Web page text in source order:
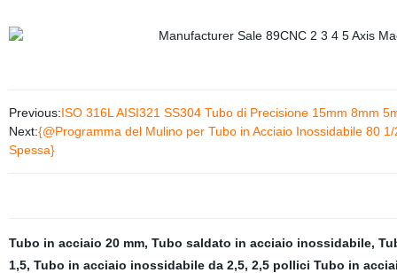
Previous:ISO 316L AISI321 SS304 Tubo di Precisione 15mm 8mm
Next:{@Programma del Mulino per Tubo in Acciaio Inossidabile 80
Spessa}
Tubo in acciaio 20 mm, Tubo saldato in acciaio inossidabile,
1,5, Tubo in acciaio inossidabile da 2,5, 2,5 pollici Tubo in